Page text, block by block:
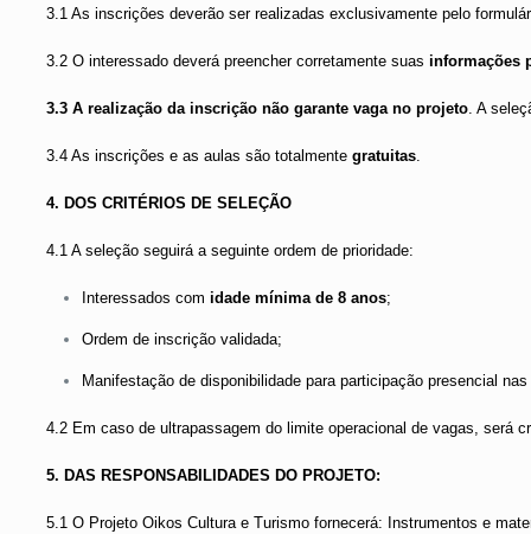
3.1 As inscrições deverão ser realizadas exclusivamente pelo
3.2 O interessado deverá preencher corretamente suasinformações
3.3 A realização da inscrição não garante vaga no projeto. A
3.4 As inscrições e as aulas são totalmentegratuitas.
4. DOS CRITÉRIOS DE SELEÇÃO
4.1 A seleção seguirá a seguinte ordem de prioridade:
Interessados comidade mínima de 8 anos;
Ordem de inscrição validada;
Manifestação de disponibilidade para participação presencial
4.2 Em caso de ultrapassagem do limite operacional de vagas, será
5. DAS RESPONSABILIDADES DO PROJETO:
5.1 O Projeto Oikos Cultura e Turismo fornecerá: Instrumentos e